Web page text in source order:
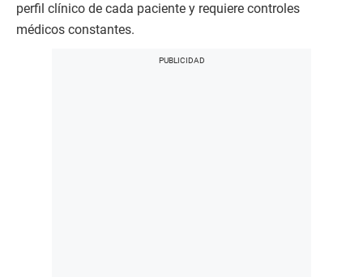
perfil clínico de cada paciente y requiere controles
médicos constantes.